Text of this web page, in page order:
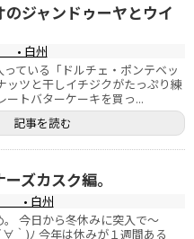
ジャンドゥーヤとウイ
• 白州
っている「ドルチェ・ポンテベッ
ッツと干しイチジクがたっぷり練
ートバターケーキを買っ...
記事を読む
ズカスク編。
• 白州
今日から冬休みに突入で～
)ﾉ 今年は休みが１週間ある